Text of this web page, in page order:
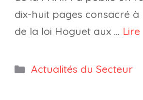
dix-huit pages consacré à
de la loi Hoguet aux …
Catégories
Actualités du Secteur